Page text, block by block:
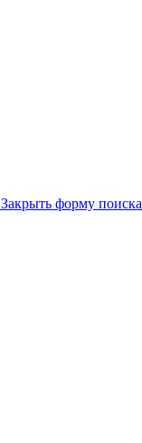
Закрыть форму поиска